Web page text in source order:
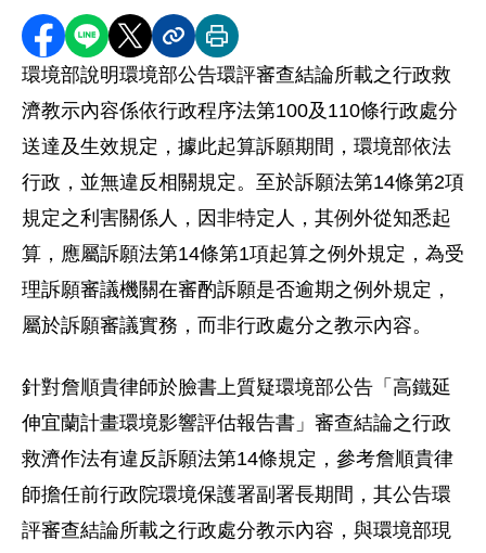
分享至 Facebook
分享到 LINE
分享到 X分享內容連結
列印本頁
環境部說明環境部公告環評審查結論所載之行政救
濟教示內容係依行政程序法第100及 110條行政處分
送達及生效規定，據此起算訴願期間，環境部依法
行政，並無違反相關規定。至於訴願法第14條第2項
規定之利害關係人，因非特定人，其例外從知悉起
算，應屬訴願法第14條第1項起算之例外規定，為受
理訴願審議機關在審酌訴願是否逾期之例外規定，
屬於訴願審議實務，而非行政處分之教示內容。
針對詹順貴律師於臉書上質疑環境部公告「高鐵延
伸宜蘭計畫環境影響評估報告書」審查結論之行政
救濟作法有違反訴願法第14條規定，參考詹順貴律
師擔任前行政院環境保護署副署長期間，其公告環
評審查結論所載之行政處分教示內容，與環境部現